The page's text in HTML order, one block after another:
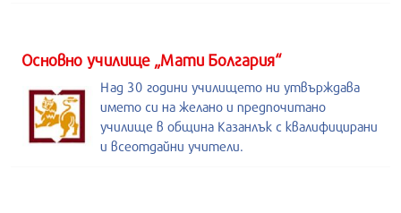
Основно училище „Мати Болгария“
Над 30 години училището ни утвърждава
името си на желано и предпочитано
училище в община Казанлък с квалифицирани
и всеотдайни учители.